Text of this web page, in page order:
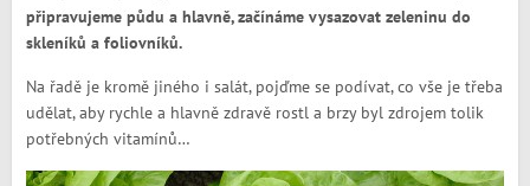
připravujeme půdu a hlavně, začínáme vysazovat zeleninu do
skleníků a foliovníků.
Na řadě je kromě jiného i salát, pojďme se podívat, co vše je třeba
udělat, aby rychle a hlavně zdravě rostl a brzy byl zdrojem tolik
potřebných vitamínů…